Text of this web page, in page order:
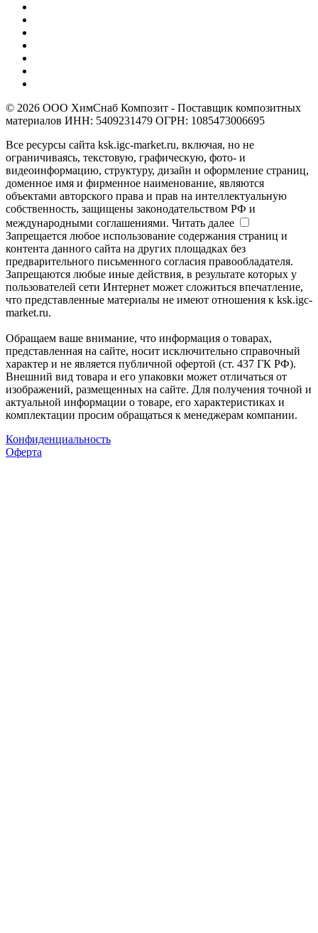
© 2026 ООО ХимСнаб Композит - Поставщик композитных
материалов ИНН: 5409231479 ОГРН: 1085473006695
Все ресурсы сайта ksk.igc-market.ru, включая, но не
ограничиваясь, текстовую, графическую, фото- и
видеоинформацию, структуру, дизайн и оформление страниц,
доменное имя и фирменное наименование, являются
объектами авторского права и прав на интеллектуальную
собственность, защищены законодательством РФ и
международными соглашениями. Читать далее
Запрещается любое использование содержания страниц и
контента данного сайта на других площадках без
предварительного письменного согласия правообладателя.
Запрещаются любые иные действия, в результате которых у
пользователей сети Интернет может сложиться впечатление,
что представленные материалы не имеют отношения к ksk.igc-
market.ru.
Обращаем ваше внимание, что информация о товарах,
представленная на сайте, носит исключительно справочный
характер и не является публичной офертой (ст. 437 ГК РФ).
Внешний вид товара и его упаковки может отличаться от
изображений, размещенных на сайте. Для получения точной и
актуальной информации о товаре, его характеристиках и
комплектации просим обращаться к менеджерам компании.
Конфиденциальность
Оферта